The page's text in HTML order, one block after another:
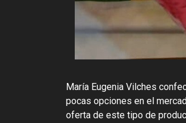
María Eugenia Vilches
pocas opciones en el
oferta de este tipo de